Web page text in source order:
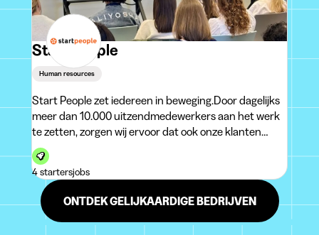
Start People
Human resources
Start People zet iedereen in beweging.Door dagelijks
meer dan 10.000 uitzendmedewerkers aan het werk
te zetten, zorgen wij ervoor dat ook onze klanten
vooruitgaan. Die drive heeft van ons de nummer 2 in
de Belgische uitzendmarkt gemaakt, met meer dan
100 kantoren verspreid
4 startersjobs
ONTDEK GELIJKAARDIGE BEDRIJVEN